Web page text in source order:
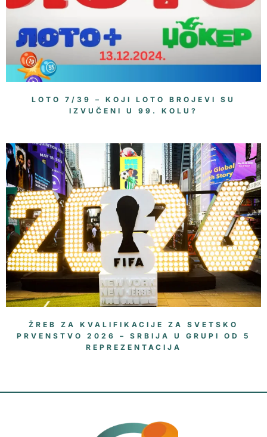
LOTO 7/39 – KOJI LOTO BROJEVI SU
IZVUČENI U 99. KOLU?
ŽREB ZA KVALIFIKACIJE ZA SVETSKO
PRVENSTVO 2026 – SRBIJA U GRUPI OD 5
REPREZENTACIJA